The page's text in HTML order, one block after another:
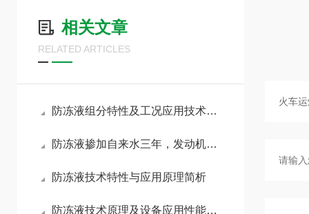
相关文章
RELATED ARTICLES
防冻液组分特性及工况应用技术分析
防冻液掺加自来水三年，发动机损坏之日，修车师傅一语点醒我
防冻液技术特性与应用原理简析
防冻液技术原理及设备应用性能分析